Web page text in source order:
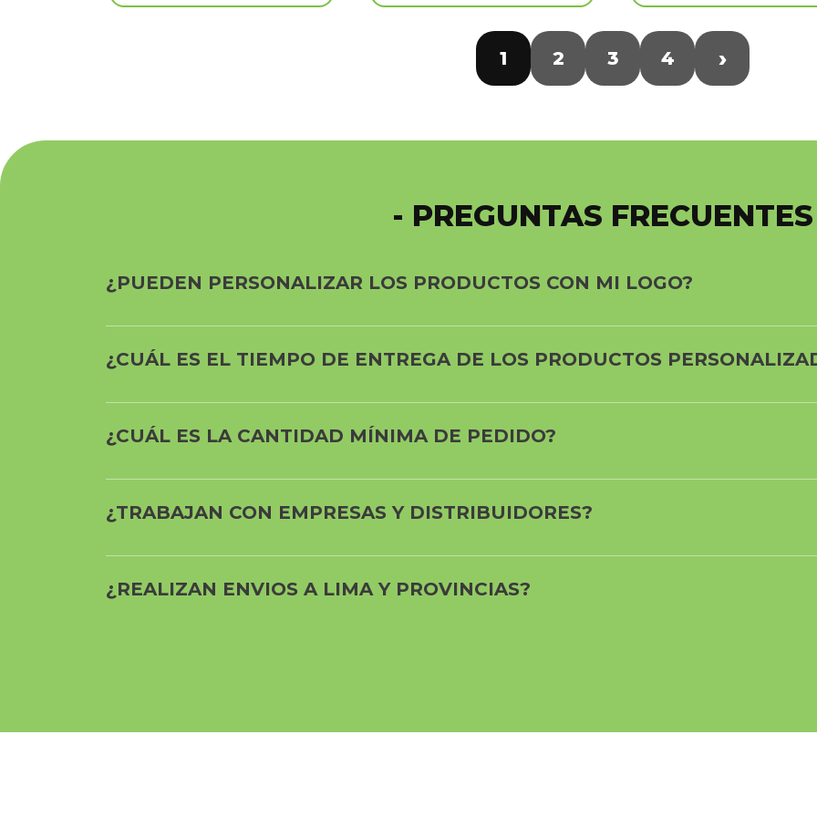
1 2 3 4 ›
- PREGUNTAS
¿PUEDEN PERSONALIZAR LOS PRODUCTOS CON MI LOGO?
¿CUÁL ES EL TIEMPO DE ENTREGA DE LOS PRODUCTOS
¿CUÁL ES LA CANTIDAD MÍNIMA DE PEDIDO?
¿TRABAJAN CON EMPRESAS Y DISTRIBUIDORES?
¿REALIZAN ENVIOS A LIMA Y PROVINCIAS?